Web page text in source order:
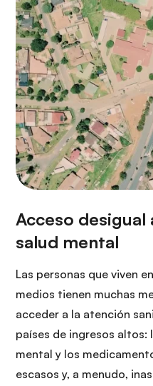
Las personas que viven
medios tienen muchas
acceder a la atención
países de ingresos altos:
mental y los
escasos y, a menudo,